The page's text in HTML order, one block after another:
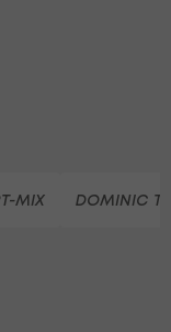
MIX DOMINIC